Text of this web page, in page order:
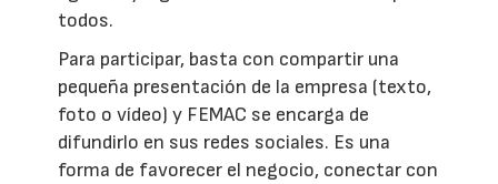
todos.
Para participar, basta con compartir una
pequeña presentación de la empresa (texto,
foto o vídeo) y FEMAC se encarga de
difundirlo en sus redes sociales. Es una
forma de favorecer el negocio, conectar con